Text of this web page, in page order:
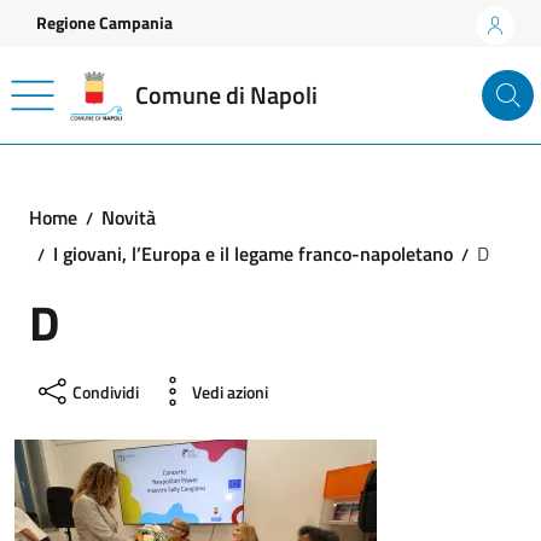
Vai ai contenuti
Vai al footer
Regione Campania
Comune di Napoli
Home
Novità
I giovani, l’Europa e il legame franco-napoletano
D
D
Condividi Vedi azioni